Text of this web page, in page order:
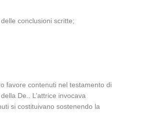
conclusioni scritte;
favore contenuti nel testamento di
De.. L’attrice invocava
si costituivano sostenendo la